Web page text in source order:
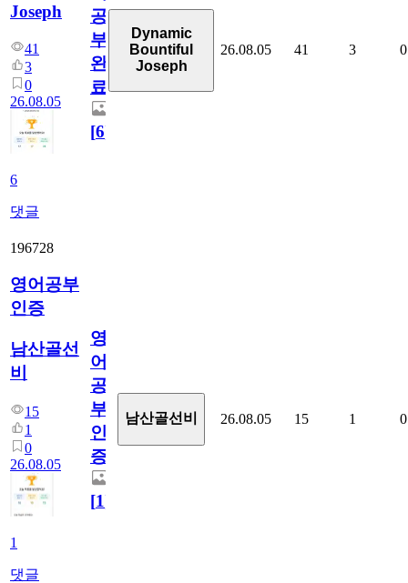
Joseph
41
3
0
26.08.05
6
댓글
공
부
완
료
[6]
Dynamic
Bountiful
Joseph
26.08.05 41 3 0
196728
영어공부
인증
남산골선
비
15
1
0
26.08.05
1
댓글
영
어
공
부
인
증
[1]
남산골선비 26.08.05 15 1 0